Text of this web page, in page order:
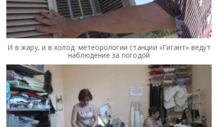
И в жару, и в холод: метеорологии станции «Гигант» ведут
наблюдение за погодой